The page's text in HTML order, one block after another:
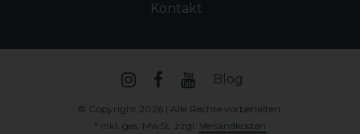
Kontakt
Blog
© Copyright 2026 | Alle Rechte vorbehalten.
* inkl. ges. MwSt. zzgl. Versandkosten